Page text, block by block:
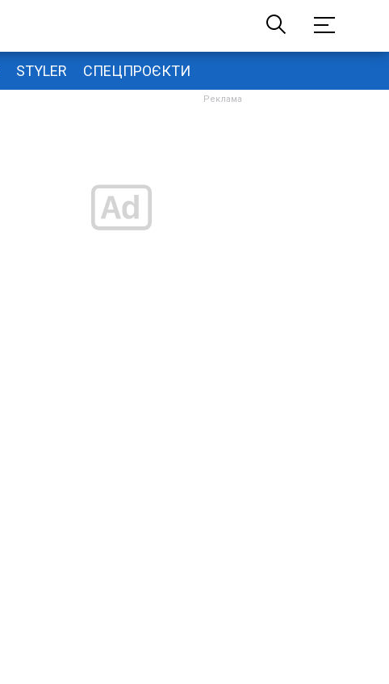
STYLER СПЕЦПРОЄКТИ